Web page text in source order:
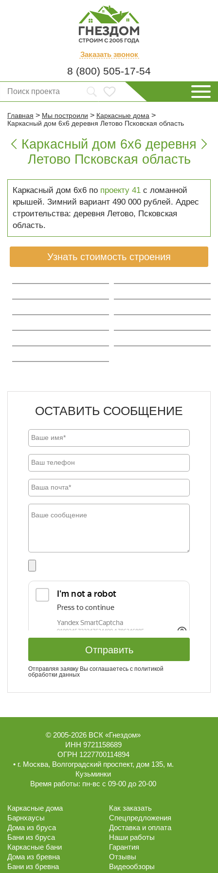
Заказать звонок
8 (800) 505-17-54
Главная > Мы построили > Каркасные дома >
Каркасный дом 6х6 деревня Летово Псковская область
 Каркасный дом 6х6 деревня
Летово Псковская область

Каркасный дом 6х6 по проекту 41 с ломанной
крышей. Зимний вариант 490 000 рублей. Адрес
строительства: деревня Летово, Псковская
область.
Узнать стоимость строения
ОСТАВИТЬ СООБЩЕНИЕ
Отправить
Отправляя заявку Вы соглашаетесь с политикой
обработки данных
© 2005-2026 ВСК «Гнездом»
ИНН 9721158689
ОГРН 1227700114894
• г. Москва, Волгоградский проспект, дом 135, м.
Кузьминки
Время работы: пн-вс с 09-00 до 20-00
Каркасные дома
Барнхаусы
Дома из бруса
Бани из бруса
Каркасные бани
Дома из бревна
Бани из бревна
Как заказать
Спецпредложения
Доставка и оплата
Наши работы
Гарантия
Отзывы
Видеообзоры